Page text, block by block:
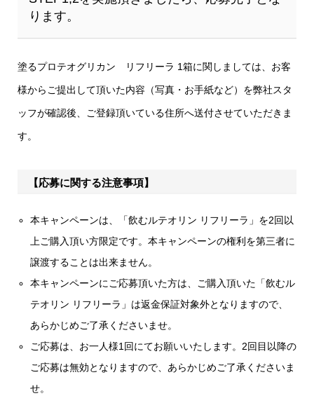
ります。
塗るプロテオグリカン リフリーラ 1箱に関しましては、お客
様からご提出して頂いた内容（写真・お手紙など）を弊社スタ
ッフが確認後、ご登録頂いている住所へ送付させていただきま
す。
【応募に関する注意事項】
本キャンペーンは、「飲むルテオリン リフリーラ」を2回以
上ご購入頂い方限定です。本キャンペーンの権利を第三者に
譲渡することは出来ません。
本キャンペーンにご応募頂いた方は、ご購入頂いた「飲むル
テオリン リフリーラ」は返金保証対象外となりますので、
あらかじめご了承くださいませ。
ご応募は、お一人様1回にてお願いいたします。2回目以降の
ご応募は無効となりますので、あらかじめご了承くださいま
せ。